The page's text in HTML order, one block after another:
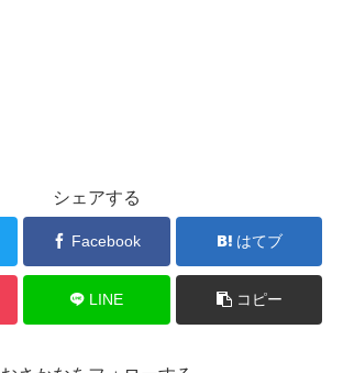
シェアする
Facebook はてブ
LINE コピー